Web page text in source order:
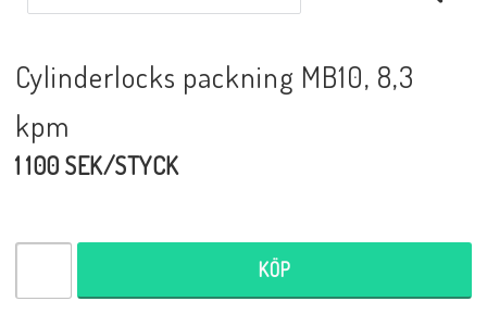
Cylinderlocks packning MB10, 8,3
kpm
1 100 SEK/STYCK
KÖP